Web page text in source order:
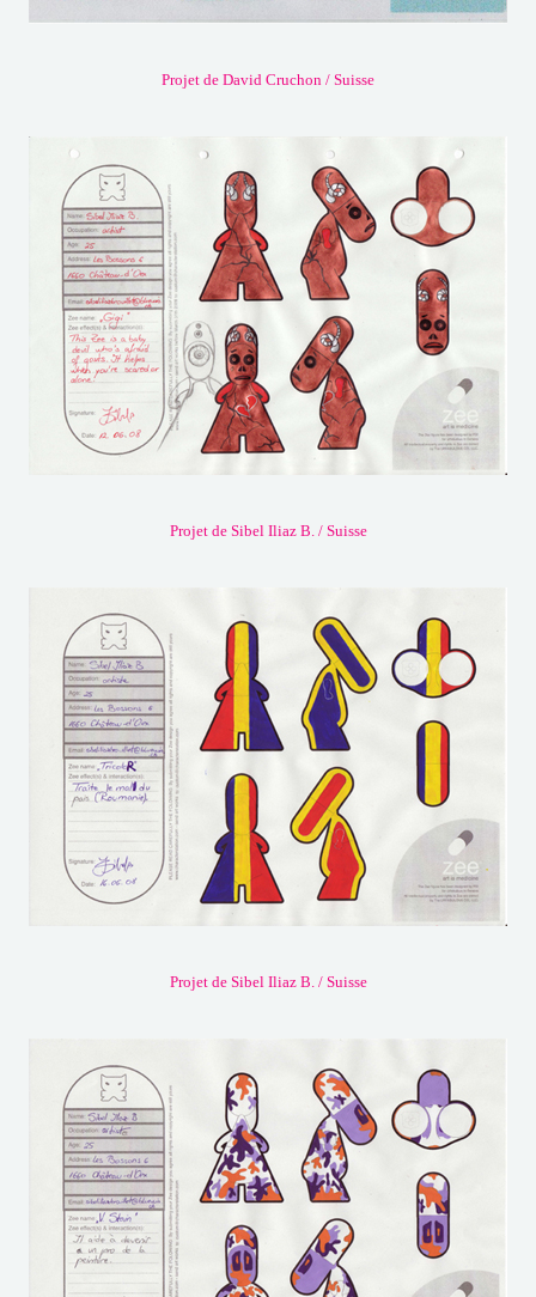
Projet de David Cruchon / Suisse
Projet de Sibel Iliaz B. / Suisse
Projet de Sibel Iliaz B. / Suisse